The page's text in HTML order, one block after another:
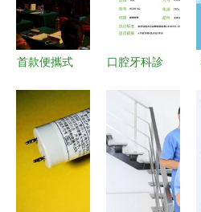
首款便攜式
檢測儀
PASESA引
爆招商熱潮
口腔牙科診
設備 保障
健康與合規
的關鍵